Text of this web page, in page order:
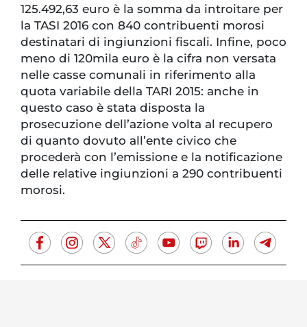
125.492,63 euro è la somma da introitare per
la TASI 2016 con 840 contribuenti morosi
destinatari di ingiunzioni fiscali. Infine, poco
meno di 120mila euro è la cifra non versata
nelle casse comunali in riferimento alla
quota variabile della TARI 2015: anche in
questo caso è stata disposta la
prosecuzione dell’azione volta al recupero
di quanto dovuto all’ente civico che
procederà con l’emissione e la notificazione
delle relative ingiunzioni a 290 contribuenti
morosi.